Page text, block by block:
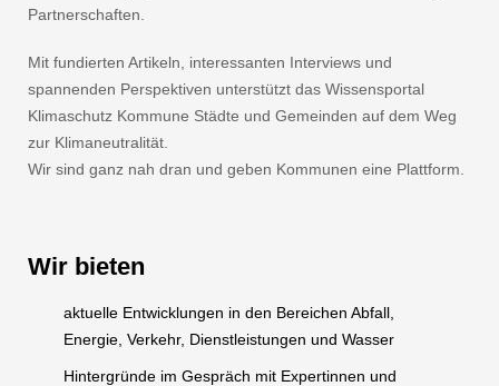
Partnerschaften.
Mit fundierten Artikeln, interessanten Interviews und
spannenden Perspektiven unterstützt das Wissensportal
Klimaschutz Kommune Städte und Gemeinden auf dem Weg
zur Klimaneutralität.
Wir sind ganz nah dran und geben Kommunen eine Plattform.
Wir bieten
aktuelle Entwicklungen in den Bereichen Abfall,
Energie, Verkehr, Dienstleistungen und Wasser
Hintergründe im Gespräch mit Expertinnen und